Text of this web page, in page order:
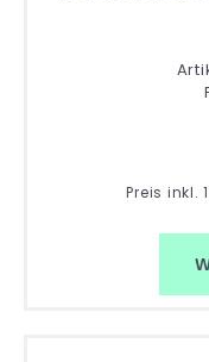
Preis inkl.